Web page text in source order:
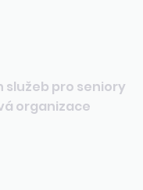
pro seniory
organizace